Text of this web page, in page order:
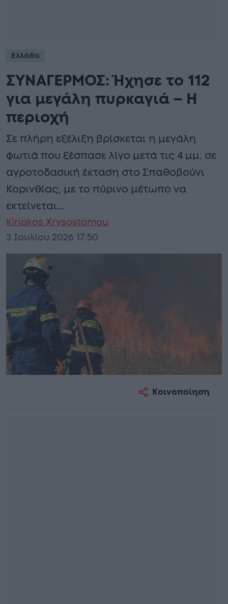
Ελλάδα
ΣΥΝΑΓΕΡΜΟΣ: Ήχησε το 112
για μεγάλη πυρκαγιά – Η
περιοχή
Σε πλήρη εξέλιξη βρίσκεται η μεγάλη
φωτιά που ξέσπασε λίγο μετά τις 4 μμ. σε
αγροτοδασική έκταση στο Σπαθοβούνι
Κορινθίας, με το πύρινο μέτωπο να
εκτείνεται…
Kiriakos Xrysostomou
3 Ιουλίου 2026 17:50
Κοινοποίηση